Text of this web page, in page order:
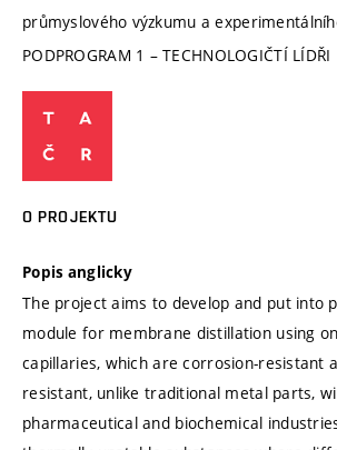
průmyslového výzkumu a
PODPROGRAM 1 – TECHNOLOGIČTÍ LÍDŘI
O PROJEKTU
Popis anglicky
The project aims to develop and put into
module for membrane distillation using
capillaries, which are corrosion-resistant
resistant, unlike traditional metal parts,
pharmaceutical and biochemical